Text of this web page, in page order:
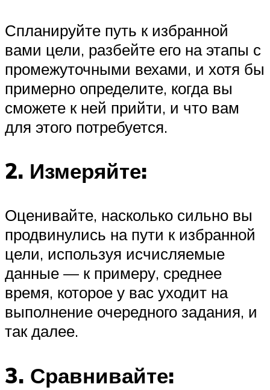
Спланируйте путь к избранной
вами цели, разбейте его на этапы с
промежуточными вехами, и хотя бы
примерно определите, когда вы
сможете к ней прийти, и что вам
для этого потребуется.
2. Измеряйте:
Оценивайте, насколько сильно вы
продвинулись на пути к избранной
цели, используя исчисляемые
данные — к примеру, среднее
время, которое у вас уходит на
выполнение очередного задания, и
так далее.
3. Сравнивайте: